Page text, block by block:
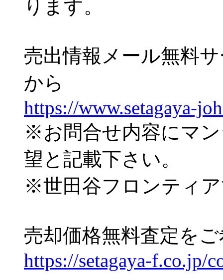
ります。
売出情報メール無料
から
https://www.setagaya-
※お問合せ内容にマ
望と記載下さい。
※世田谷フロンティ
売却価格無料査定を
https://setagaya-f.co.jp/